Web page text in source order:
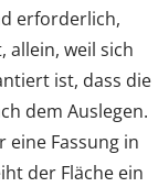
erforderlich,
allein, weil sich
ist, dass die
dem Auslegen.
eine Fassung in
der Fläche ein